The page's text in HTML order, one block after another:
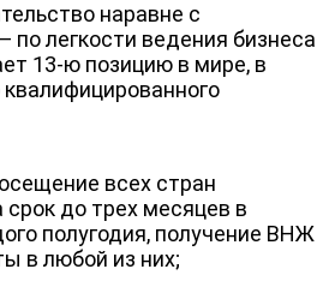
наравне с
по легкости ведения бизнеса
13-ю позицию в мире, в
всех стран
срок до трех месяцев в
полугодия, получение ВНЖ
в любой из них;